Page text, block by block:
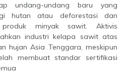
undang-undang baru yang
hutan atau deforestasi dan
produk minyak sawit. Aktivis
industri kelapa sawit atas
hujan Asia Tenggara, meskipun
membuat standar sertifikasi